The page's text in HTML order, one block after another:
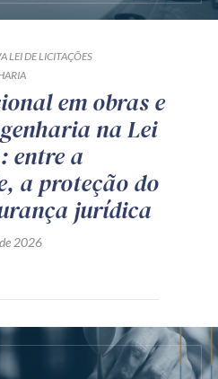
LEI DE LICITAÇÕES
em obras e
na Lei
entre a
a proteção do
jurídica
2026